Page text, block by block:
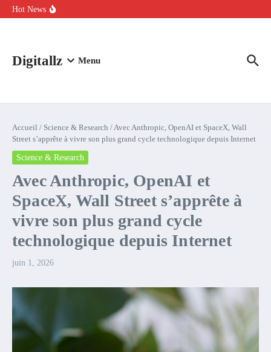
Aller au contenu
Hot News
Comment l’IA simplifie la data de caisse pour la transformer en
Digitallz Menu
Accueil / Science & Research /Avec Anthropic, OpenAI et SpaceX, Wall
Street s’apprête à vivre son plus grand cycle technologique depuis Internet
Science & Research
Avec Anthropic, OpenAI et
SpaceX, Wall Street s’apprête à
vivre son plus grand cycle
technologique depuis Internet
juin 1, 2026